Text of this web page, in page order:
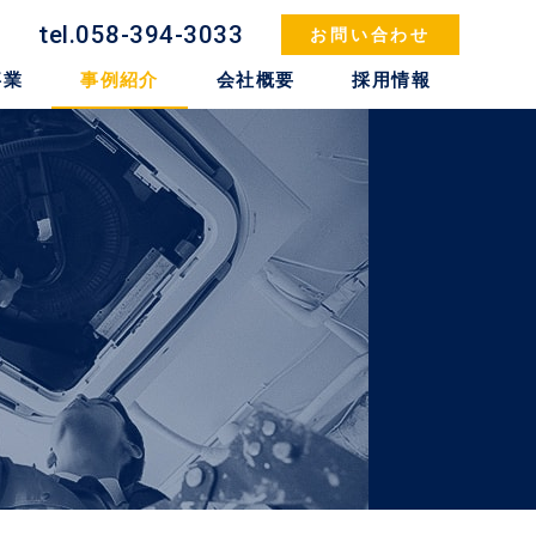
事例紹介 会社概要 採用情報
tel.058-394-3033 お問い合わせ